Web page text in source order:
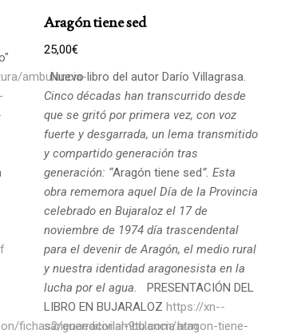
ambulancia-
fichas2/guerracivilambulancia.htm
Aragón tiene sed
25,00€
Nuevo libro del autor Darío Villagrasa.
Cinco décadas han transcurrido desde
que se gritó por primera vez, con voz
fuerte y desgarrada, un lema transmitido
y compartido generación tras
generación: “Aragón tiene sed”. Esta
obra rememora aquel Día de la Provincia
celebrado en Bujaraloz el 17 de
noviembre de 1974 día trascendental
para el devenir de Aragón, el medio rural
y nuestra identidad aragonesista en la
lucha por el agua.
PRESENTACIÓN DEL
LIBRO EN BUJARALOZ https://xn--
sarienaeditorial-9tb.com/aragon-tiene-